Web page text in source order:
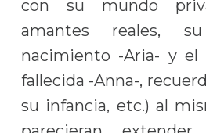
con su mundo
amantes reales,
nacimiento -Aria- y el
fallecida -Anna-,
su infancia, etc.) al